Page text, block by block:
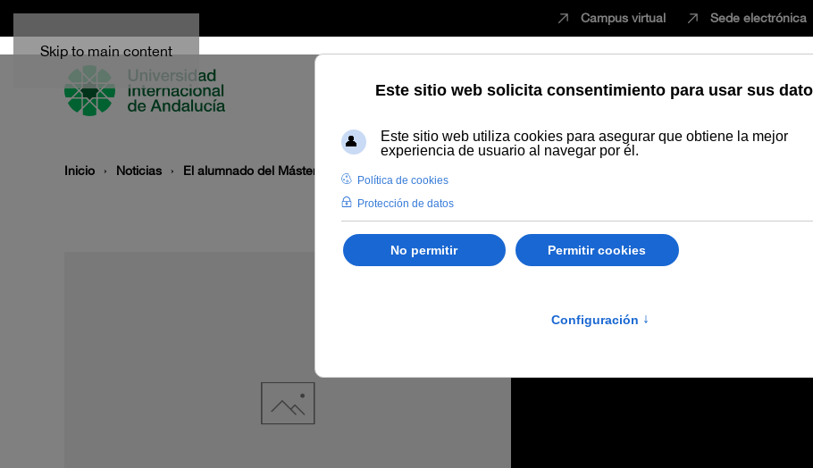
Skip to main content
Campus virtual Sede electrónica
EstudiarInnovaciónVida universitaria
Inicio Noticias El alumnado del Máster Oficial en Agroecología visita la cooperativa cordobesa de alimentos ecológicos